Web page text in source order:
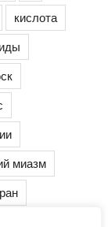
кислота
миазм